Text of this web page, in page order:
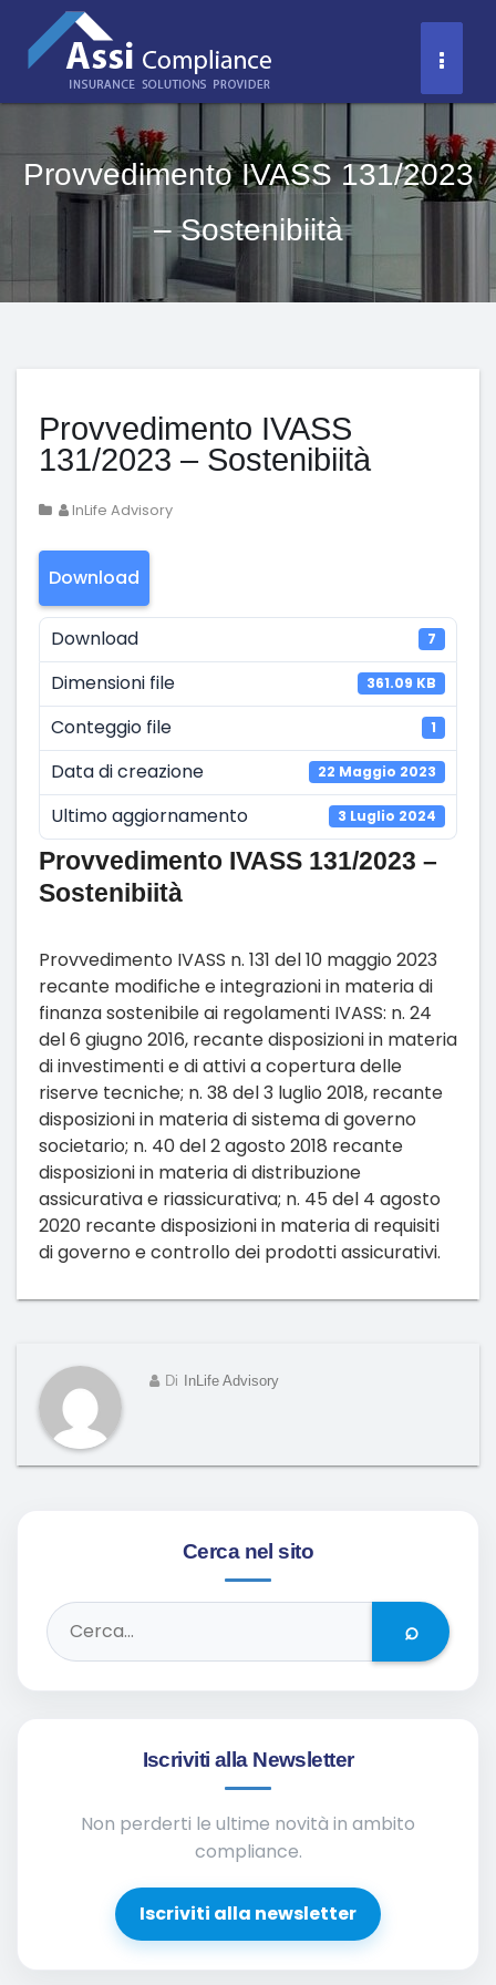
contenuto
Provvedimento IVASS 131/2023
– Sostenibiità
Provvedimento IVASS
131/2023 – Sostenibiità
InLife Advisory
Download
Download 7
Dimensioni file 361.09 KB
Conteggio file 1
Data di creazione 22 Maggio 2023
Ultimo aggiornamento 3 Luglio 2024
Provvedimento IVASS 131/2023 –
Sostenibiità
Provvedimento IVASS n. 131 del 10 maggio 2023
recante modifiche e integrazioni in materia di
finanza sostenibile ai regolamenti IVASS: n. 24
del 6 giugno 2016, recante disposizioni in materia
di investimenti e di attivi a copertura delle
riserve tecniche; n. 38 del 3 luglio 2018, recante
disposizioni in materia di sistema di governo
societario; n. 40 del 2 agosto 2018 recante
disposizioni in materia di distribuzione
assicurativa e riassicurativa; n. 45 del 4 agosto
2020 recante disposizioni in materia di requisiti
di governo e controllo dei prodotti assicurativi.
Di InLife Advisory
Cerca nel sito
⌕
Iscriviti alla Newsletter
Non perderti le ultime novità in ambito
compliance.
Iscriviti alla newsletter